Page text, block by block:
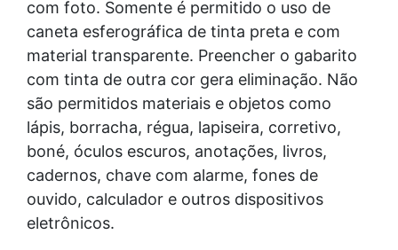
com foto. Somente é permitido o uso de
caneta esferográfica de tinta preta e com
material transparente. Preencher o gabarito
com tinta de outra cor gera eliminação. Não
são permitidos materiais e objetos como
lápis, borracha, régua, lapiseira, corretivo,
boné, óculos escuros, anotações, livros,
cadernos, chave com alarme, fones de
ouvido, calculador e outros dispositivos
eletrônicos.